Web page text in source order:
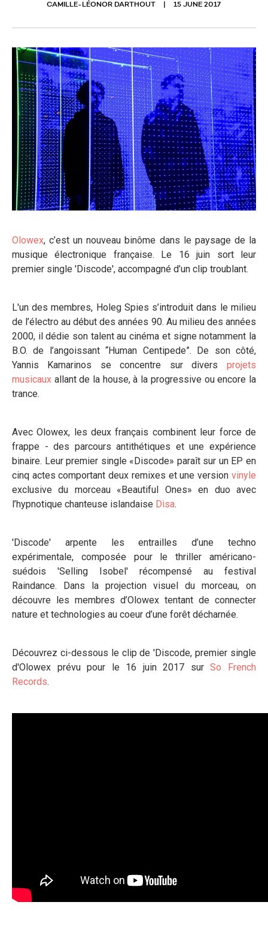
CAMILLE-LÉONOR DARTHOUT 15 JUNE 2017
Olowex, c’est un nouveau binôme dans le paysage de la
musique électronique française. Le 16 juin sort leur
premier single 'Discode', accompagné d’un clip troublant.
L'un des membres, Holeg Spies s’introduit dans le milieu
de l’électro au début des années 90. Au milieu des années
2000, il dédie son talent au cinéma et signe notamment la
B.O. de l’angoissant “Human Centipede”. De son côté,
Yannis Kamarinos se concentre sur divers projets
musicaux allant de la house, à la progressive ou encore la
trance.
Avec Olowex, les deux français combinent leur force de
frappe - des parcours antithétiques et une expérience
binaire. Leur premier single «Discode» paraît sur un EP en
cinq actes comportant deux remixes et une version vinyle
exclusive du morceau «Beautiful Ones» en duo avec
l’hypnotique chanteuse islandaise Disa.
'Discode' arpente les entrailles d’une techno
expérimentale, composée pour le thriller américano-
suédois 'Selling Isobel' récompensé au festival
Raindance. Dans la projection visuel du morceau, on
découvre les membres d’Olowex tentant de connecter
nature et technologies au coeur d’une forêt décharnée.
Découvrez ci-dessous le clip de 'Discode, premier single
d'Olowex prévu pour le 16 juin 2017 surSo French
Records.